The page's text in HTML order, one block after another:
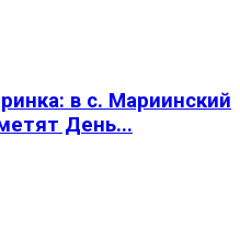
в с. Мариинский
День...